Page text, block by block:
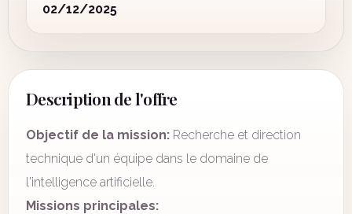
02/12/2025
Description de l'offre
Objectif de la mission: Recherche et direction
technique d'un équipe dans le domaine de
l'intelligence artificielle.
Missions principales: